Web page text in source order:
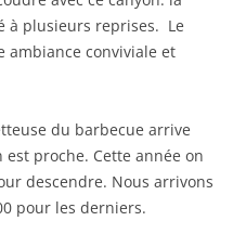
à plusieurs reprises. Le
ambiance conviviale et
du barbecue arrive
est proche. Cette année on
descendre. Nous arrivons
pour les derniers.